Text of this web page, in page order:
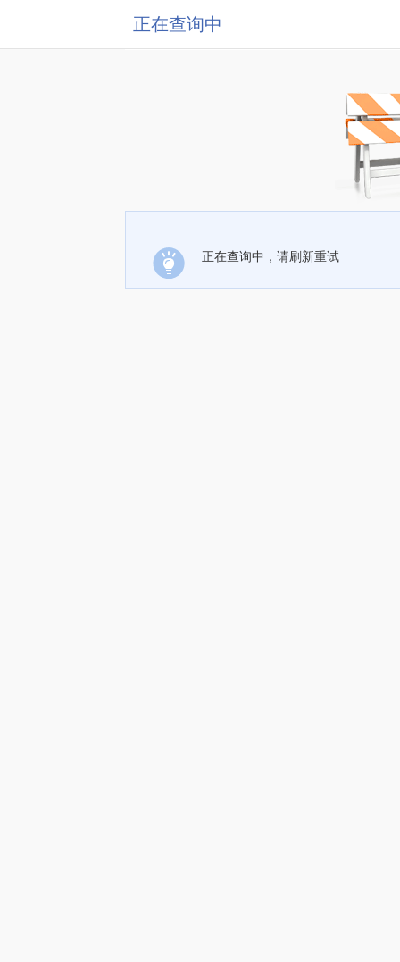
正在查询中
正在查询中，请刷新重试